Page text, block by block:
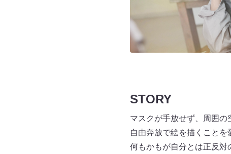
STORY
マスクが手放せず、周囲の
自由奔放で絵を描くことを
何もかもが自分とは正反対